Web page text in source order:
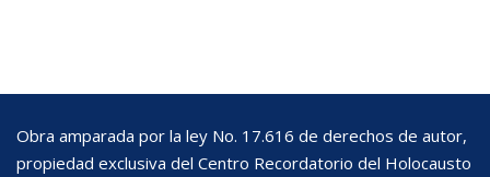
Obra amparada por la ley No. 17.616 de derechos de autor,
propiedad exclusiva del Centro Recordatorio del Holocausto